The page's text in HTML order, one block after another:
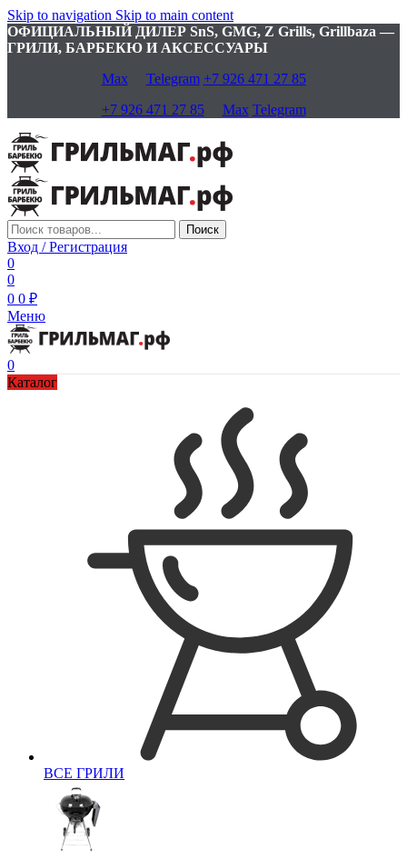
Skip to navigation Skip to main content
ОФИЦИАЛЬНЫЙ ДИЛЕР SnS, GMG, Z Grills, Grillbaza —
ГРИЛИ, БАРБЕКЮ И АКСЕССУАРЫ
Max
Telegram +7 926 471 27 85
+7 926 471 27 85
Max Telegram
Поиск
Вход / Регистрация
0
0
0 0 ₽
Меню
0
Каталог
ВСЕ ГРИЛИ